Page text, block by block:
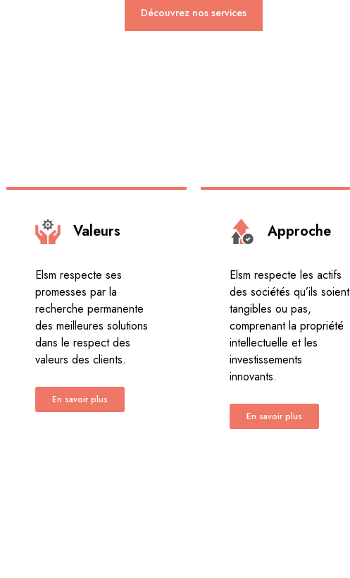
Découvrez nos services
Valeurs
Elsm respecte ses
promesses par la
recherche permanente
des meilleures solutions
dans le respect des
valeurs des clients.
En savoir plus
Approche
Elsm respecte les actifs
des sociétés qu’ils soient
tangibles ou pas,
comprenant la propriété
intellectuelle et les
investissements
innovants.
En savoir plus